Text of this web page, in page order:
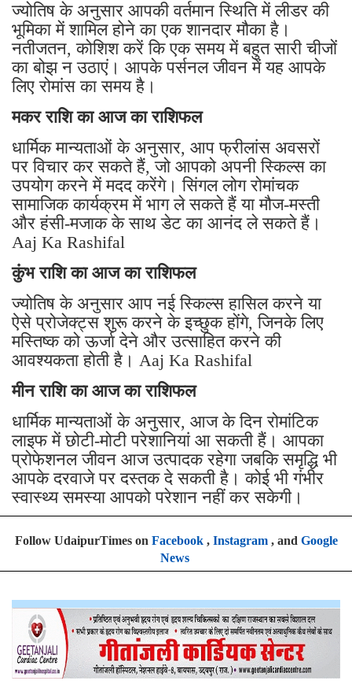
ज्योतिष के अनुसार आपकी वर्तमान स्थिति में लीडर की
भूमिका में शामिल होने का एक शानदार मौका है।
नतीजतन, कोशिश करें कि एक समय में बहुत सारी चीजों
का बोझ न उठाएं। आपके पर्सनल जीवन में यह आपके
लिए रोमांस का समय है।
मकर राशि का आज का राशिफल
धार्मिक मान्यताओं के अनुसार, आप फ्रीलांस अवसरों
पर विचार कर सकते हैं, जो आपको अपनी स्किल्स का
उपयोग करने में मदद करेंगे। सिंगल लोग रोमांचक
सामाजिक कार्यक्रम में भाग ले सकते हैं या मौज-मस्ती
और हंसी-मजाक के साथ डेट का आनंद ले सकते हैं।
Aaj Ka Rashifal
कुंभ राशि का आज का राशिफल
ज्योतिष के अनुसार आप नई स्किल्स हासिल करने या
ऐसे प्रोजेक्ट्स शुरू करने के इच्छुक होंगे, जिनके लिए
मस्तिष्क को ऊर्जा देने और उत्साहित करने की
आवश्यकता होती है। Aaj Ka Rashifal
मीन राशि का आज का राशिफल
धार्मिक मान्यताओं के अनुसार, आज के दिन रोमांटिक
लाइफ में छोटी-मोटी परेशानियां आ सकती हैं। आपका
प्रोफेशनल जीवन आज उत्पादक रहेगा जबकि समृद्धि भी
आपके दरवाजे पर दस्तक दे सकती है। कोई भी गंभीर
स्वास्थ्य समस्या आपको परेशान नहीं कर सकेगी।
Follow UdaipurTimes on Facebook, Instagram, and Google
News